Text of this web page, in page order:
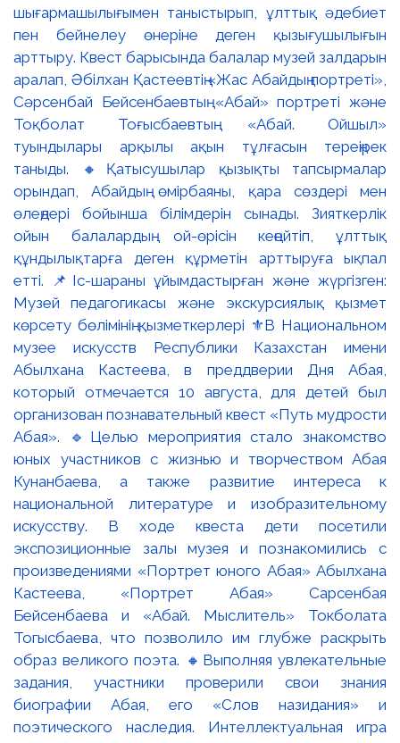
шығармашылығымен таныстырып, ұлттық әдебиет
пен бейнелеу өнеріне деген қызығушылығын
арттыру. Квест барысында балалар музей залдарын
аралап, Әбілхан Қастеевтің «Жас Абайдың портреті»,
Сәрсенбай Бейсенбаевтың «Абай» портреті және
Тоқболат Тоғысбаевтың «Абай. Ойшыл»
туындылары арқылы ақын тұлғасын тереңірек
таныды. 🔸Қатысушылар қызықты тапсырмалар
орындап, Абайдың өмірбаяны, қара сөздері мен
өлеңдері бойынша білімдерін сынады. Зияткерлік
ойын балалардың ой-өрісін кеңейтіп, ұлттық
құндылықтарға деген құрметін арттыруға ықпал
етті. 📌Іс-шараны ұйымдастырған және жүргізген:
Музей педагогикасы және экскурсиялық қызмет
көрсету бөлімінің қызметкерлері ⚜️В Национальном
музее искусств Республики Казахстан имени
Абылхана Кастеева, в преддверии Дня Абая,
который отмечается 10 августа, для детей был
организован познавательный квест «Путь мудрости
Абая». 🔹Целью мероприятия стало знакомство
юных участников с жизнью и творчеством Абая
Кунанбаева, а также развитие интереса к
национальной литературе и изобразительному
искусству. В ходе квеста дети посетили
экспозиционные залы музея и познакомились с
произведениями «Портрет юного Абая» Абылхана
Кастеева, «Портрет Абая» Сарсенбая
Бейсенбаева и «Абай. Мыслитель» Токболата
Тогысбаева, что позволило им глубже раскрыть
образ великого поэта. 🔸Выполняя увлекательные
задания, участники проверили свои знания
биографии Абая, его «Слов назидания» и
поэтического наследия. Интеллектуальная игра